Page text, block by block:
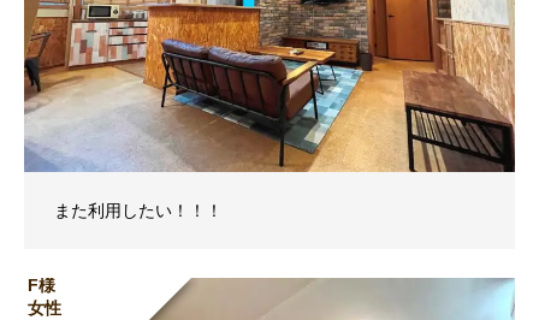
また利用したい！！！
F様
女性